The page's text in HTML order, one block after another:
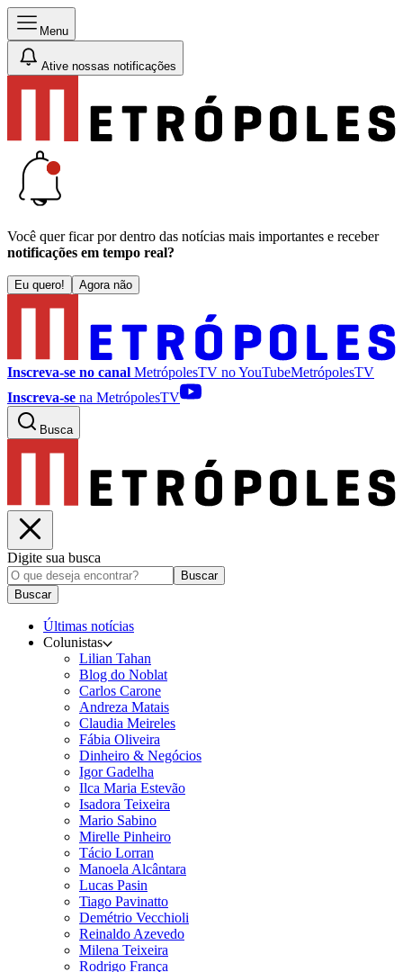
Menu
Ative nossas notificações
Você quer ficar por dentro das notícias mais importantes e receber
notificações em tempo real?
Eu quero! Agora não
Inscreva-se no canal MetrópolesTV noYouTubeMetrópolesTV
Inscreva-se na MetrópolesTV
Busca
Digite sua busca
Buscar
Buscar
Últimas notícias
Colunistas
Lilian Tahan
Blog do Noblat
Carlos Carone
Andreza Matais
Claudia Meireles
Fábia Oliveira
Dinheiro & Negócios
Igor Gadelha
Ilca Maria Estevão
Isadora Teixeira
Mario Sabino
Mirelle Pinheiro
Tácio Lorran
Manoela Alcântara
Lucas Pasin
Tiago Pavinatto
Demétrio Vecchioli
Reinaldo Azevedo
Milena Teixeira
Rodrigo França